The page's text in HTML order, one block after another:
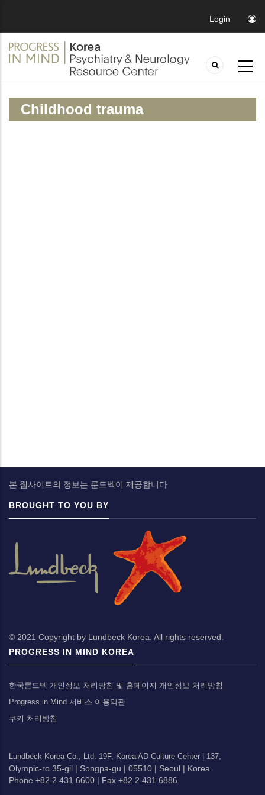
Login
Childhood trauma
본 웹사이트의 정보는 룬드벡이 제공합니다
BROUGHT TO YOU BY
© 2021 Copyright by Lundbeck Korea. All rights reserved.
PROGRESS IN MIND KOREA
한국룬드벡 개인정보 처리방침 및 홈페이지 개인정보 처리방침
Progress in Mind 서비스 이용약관
쿠키 처리방침
Lundbeck Korea Co., Ltd. 19F, Korea AD Culture Center | 137,
Olympic-ro 35-gil | Songpa-gu | 05510 | Seoul | Korea.
Phone +82 2 431 6600 | Fax +82 2 431 6886